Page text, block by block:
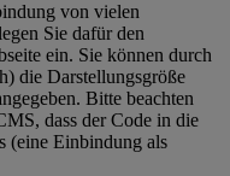
von vielen
Sie dafür den
ein. Sie können durch
die Darstellungsgröße
Bitte beachten
dass der Code in die
(eine Einbindung als